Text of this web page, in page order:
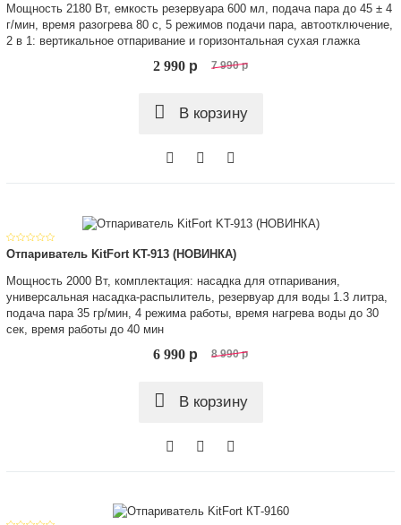
Мощность 2180 Вт, емкость резервуара 600 мл, подача пара до 45 ± 4
г/мин, время разогрева 80 с, 5 режимов подачи пара, автоотключение,
2 в 1: вертикальное отпаривание и горизонтальная сухая глажка
2 990 p 7 990 p
В корзину
Отпариватель KitFort KT-913 (НОВИНКА)
Мощность 2000 Вт, комплектация: насадка для отпаривания,
универсальная насадка-распылитель, резервуар для воды 1.3 литра,
подача пара 35 гр/мин, 4 режима работы, время нагрева воды до 30
сек, время работы до 40 мин
6 990 p 8 990 p
В корзину